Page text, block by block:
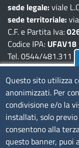
sede legale:viale
sede territoriale:
C.F. e Partita Iva:
Codice IPA: UFAV18
Tel. 0544/481.311
Pec:
Bandi di gara
Bilanci
Questo sito utilizza
anonimizzati. Per
condivisione e/o la
installati, solo
consentono alla
questo banner, puoi